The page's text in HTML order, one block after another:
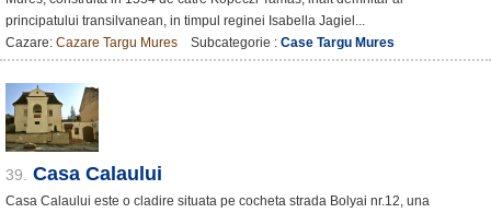
principatului transilvanean, in timpul reginei Isabella Jagiel...
Cazare: Cazare Targu Mures Subcategorie : Case Targu Mures
39. Casa Calaului
Casa Calaului este o cladire situata pe cocheta strada Bolyai nr.12, una